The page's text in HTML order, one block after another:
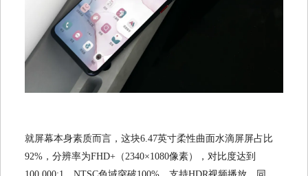
就屏幕本身素质而言，这块6.47英寸柔性曲面水滴屏屏占比
92%，分辨率为FHD+（2340×1080像素），对比度达到